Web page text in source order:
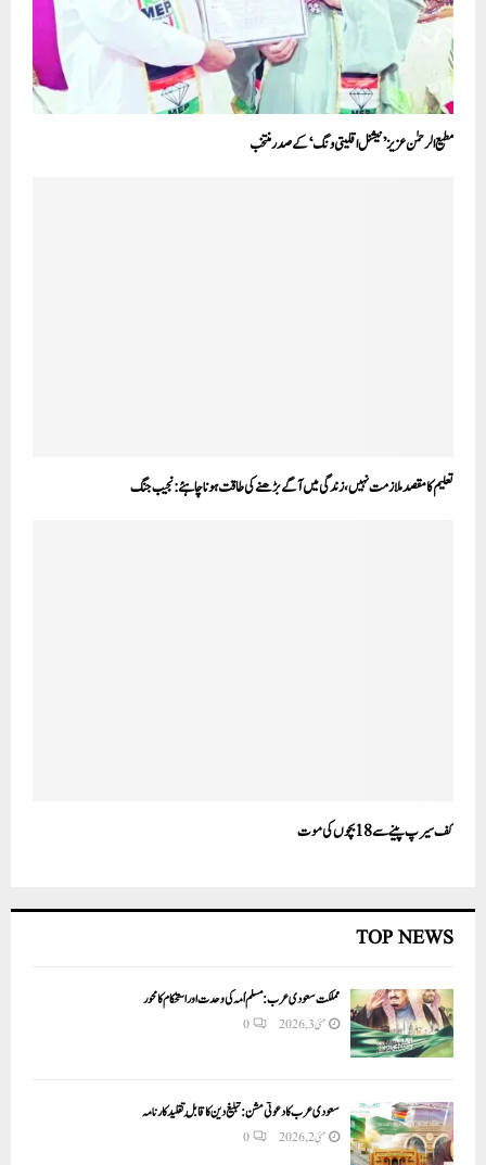
مطیع الرحمٰن عزیز ’نیشنل اقلیتی ونگ‘ کے صدر منتخب
تعلیم کا مقصد ملازمت نہیں، زندگی میں آگے بڑھنے کی طاقت ہونا چاہئے:نجیب جنگ
کف سیرپ پینے سے 18بچوں کی موت
TOP NEWS
مملکت سعودی عرب: مسلم اُمہ کی وحدت اور استحکام کا محور
مئی 3, 2026 0
سعودی عرب کا دعوتی مشن: تبلیغ دین کا قابلِ تقلید کارنامہ
مئی 2, 2026 0